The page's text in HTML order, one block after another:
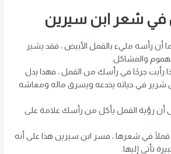
في شعر ابن سيرين
أن رأسه مليء بالقمل الأبيض ، فقد يشير
والمشاكل.
رأيت جرحًا في رأسك من القمل ، فهذا يدل
في حياته يخدعه ويسرق ماله ومعاشه
أن رؤية القمل يأكل من رأسك علامة على
قملًا في شعرها ، فسر ابن سيرين هذا على أنه
تأتي إليها.